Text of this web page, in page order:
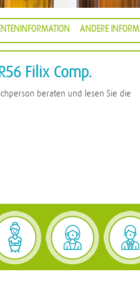
ANDERE
Filix Comp.
beraten und lesen Sie die